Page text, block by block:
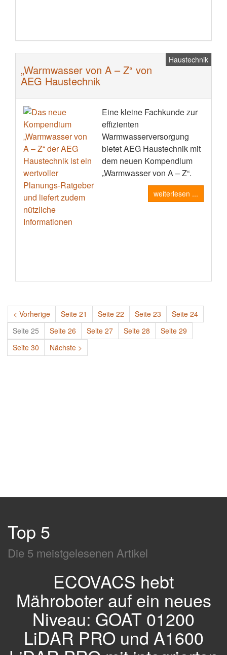
Haustechnik
„Warmwasser von A – Z“ von
AEG Haustechnik
Eine kleine Fachkunde zur
effizienten
Warmwasserversorgung
bietet AEG Haustechnik mit
dem neuen Kompendium
„Warmwasser von A – Z“.
weiterlesen ...
< Vorherige Seite 21 Seite 22 Seite 23
Seite 24
Seite 25
Seite 26 Seite 27 Seite 28
Seite 29
Seite 30
Nächste >
Top 5
Die 5 meistgelesenen Artikel
ECOVACS hebt
Mähroboter auf ein neues
Niveau: GOAT 01200
LiDAR PRO und A1600